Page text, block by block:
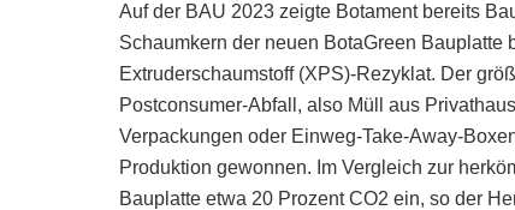
Auf der BAU 2023 zeigte Botament bereits
Schaumkern der neuen BotaGreen
Extruderschaumstoff (XPS)-Rezyklat. Der
Postconsumer-Abfall, also Müll aus
Verpackungen oder Einweg-Take-Away-
Produktion gewonnen. Im Vergleich zur
Bauplatte etwa 20 Prozent CO2 ein, so der